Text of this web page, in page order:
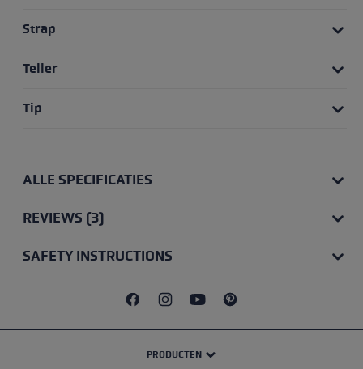
Strap
Teller
Tip
ALLE SPECIFICATIES
REVIEWS (3)
SAFETY INSTRUCTIONS
PRODUCTEN